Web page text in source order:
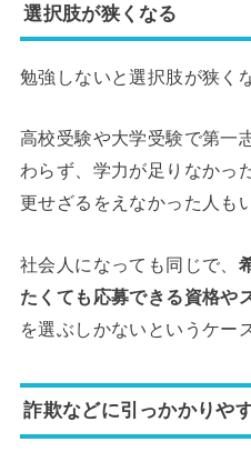
選択肢が狭くなる
勉強しないと選択肢が狭く
高校受験や大学受験で第一
わらず、学力が足りなかっ
更せざるをえなかった人も
社会人になっても同じで、
たくても応募できる資格や
を選ぶしかないというケー
詐欺などに引っかかりや